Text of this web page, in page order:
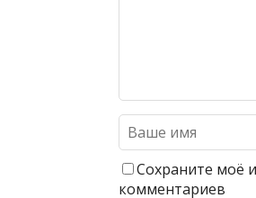
Сохраните моё
комментариев